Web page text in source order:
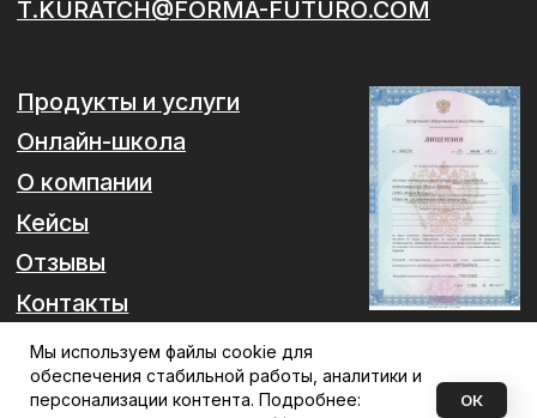
Мы используем файлы cookie для
обеспечения стабильной работы, аналитики и
персонализации контента. Подробнее:
ОК